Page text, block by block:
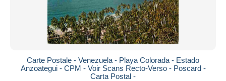
Carte Postale - Venezuela - Playa Colorada - Estado
Anzoategui - CPM - Voir Scans Recto-Verso - Poscard -
Carta Postal -